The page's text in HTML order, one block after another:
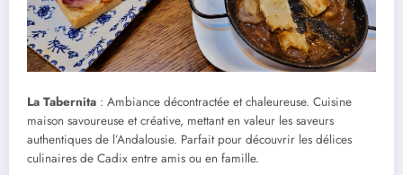
La Tabernita : Ambiance décontractée et chaleureuse. Cuisine
maison savoureuse et créative, mettant en valeur les saveurs
authentiques de l’Andalousie. Parfait pour découvrir les délices
culinaires de Cadix entre amis ou en famille.